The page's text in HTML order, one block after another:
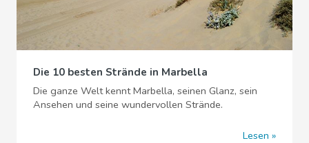
Die 10 besten Strände in Marbella
Die ganze Welt kennt Marbella, seinen Glanz, sein
Ansehen und seine wundervollen Strände.
Lesen